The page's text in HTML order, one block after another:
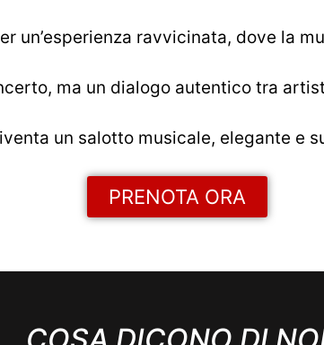
un’esperienza ravvicinata, dove la
ma un dialogo autentico tra
un salotto musicale, elegante e
PRENOTA ORA